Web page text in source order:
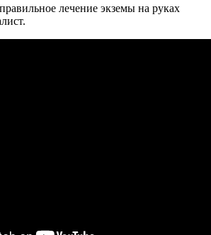
лечение экземы на руках